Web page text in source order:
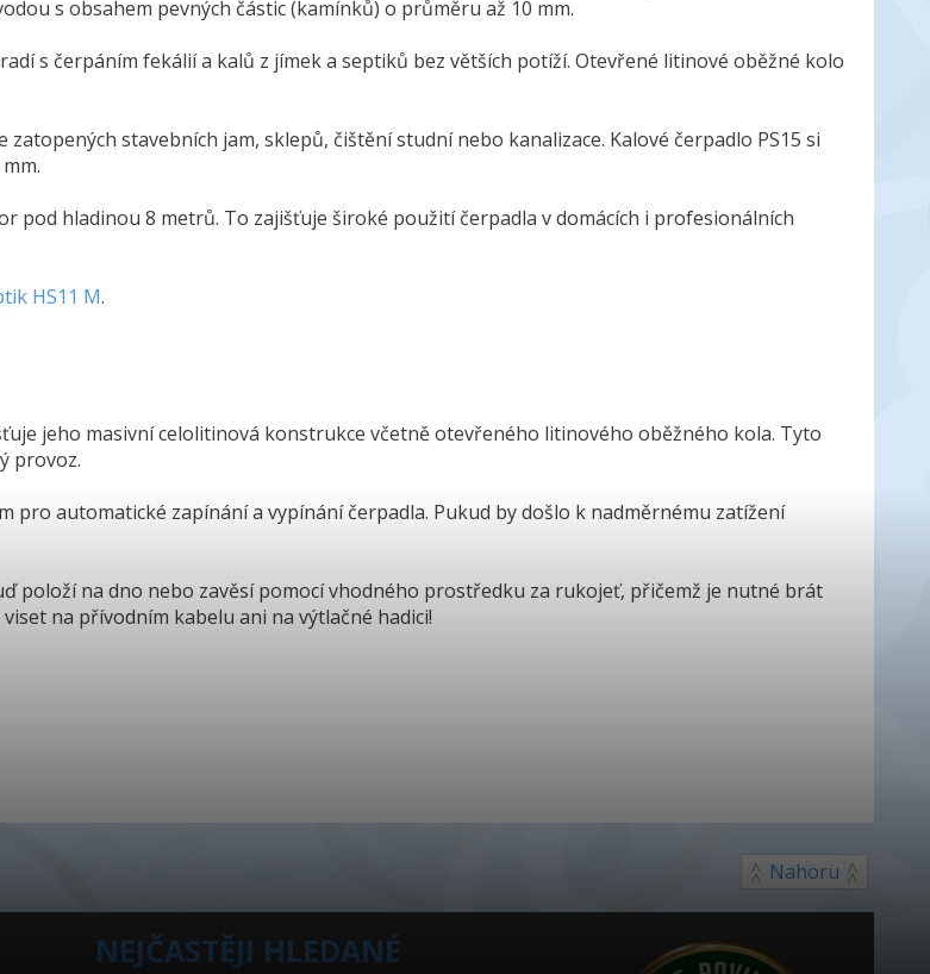
s obsahem pevných částic (kamínků) o průměru až 10 mm.
s čerpáním fekálií a kalů z jímek a septiků bez větších potíží. Otevřené litinové oběžné kolo
stavebních jam, sklepů, čištění studní nebo kanalizace. Kalové čerpadlo PS15 si
pod hladinou 8 metrů. To zajišťuje široké použití čerpadla v domácích i profesionálních
HS11 M.
jeho masivní celolitinová konstrukce včetně otevřeného litinového oběžného kola. Tyto
provoz.
pro automatické zapínání a vypínání čerpadla. Pukud by došlo k nadměrnému zatížení
položí na dno nebo zavěsí pomocí vhodného prostředku za rukojeť, přičemž je nutné brát
na přívodním kabelu ani na výtlačné hadici!
Nahoru
NEJČASTĚJI HLEDANÉ